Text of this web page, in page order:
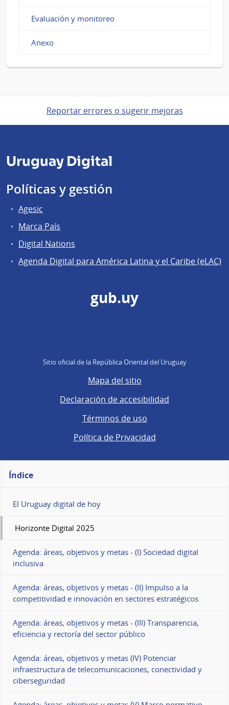
Evaluación y monitoreo
Anexo
Reportar errores o sugerir mejoras
Uruguay Digital
Políticas y gestión
Agesic
Marca País
Digital Nations
Agenda Digital para América Latina y el Caribe (eLAC)
gub.uy
Sitio oficial de la República Oriental del Uruguay
Mapa del sitio
Declaración de accesibilidad
Términos de uso
Política de Privacidad
Índice
El Uruguay digital de hoy
Horizonte Digital 2025
Agenda: áreas, objetivos y metas - (I) Sociedad digital
inclusiva
Agenda: áreas, objetivos y metas - (II) Impulso a la
competitividad e innovación en sectores estratégicos
Agenda: áreas, objetivos y metas - (III) Transparencia,
eficiencia y rectoría del sector público
Agenda: áreas, objetivos y metas (IV) Potenciar
infraestructura de telecomunicaciones, conectividad y
ciberseguridad